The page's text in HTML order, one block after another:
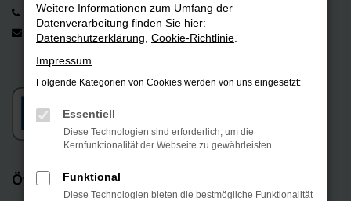
+49 4182 238 01 12
info@b2bcartrading.de
Öffnungszeiten
Weitere Informationen zum Umfang der
Datenverarbeitung finden Sie hier:
Datenschutzerklärung Cookie-Richtlinie
Impressum
Folgende Kategorien von Cookies werden von uns eingesetzt:
Essentiell
Diese Technologien sind erforderlich, um die
Kernfunktionalität der Webseite zu gewährleisten.
Funktional
Diese Technologien bieten die bestmögliche Funktionalität